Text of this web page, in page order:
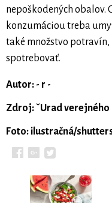
nepoškodených obalov.
konzumáciou treba
také množstvo potravín,
spotrebovať.
Autor: - r -
Zdroj: ˇUrad verejného
Foto: ilustračná/